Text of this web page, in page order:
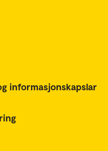
informasjonskapslar